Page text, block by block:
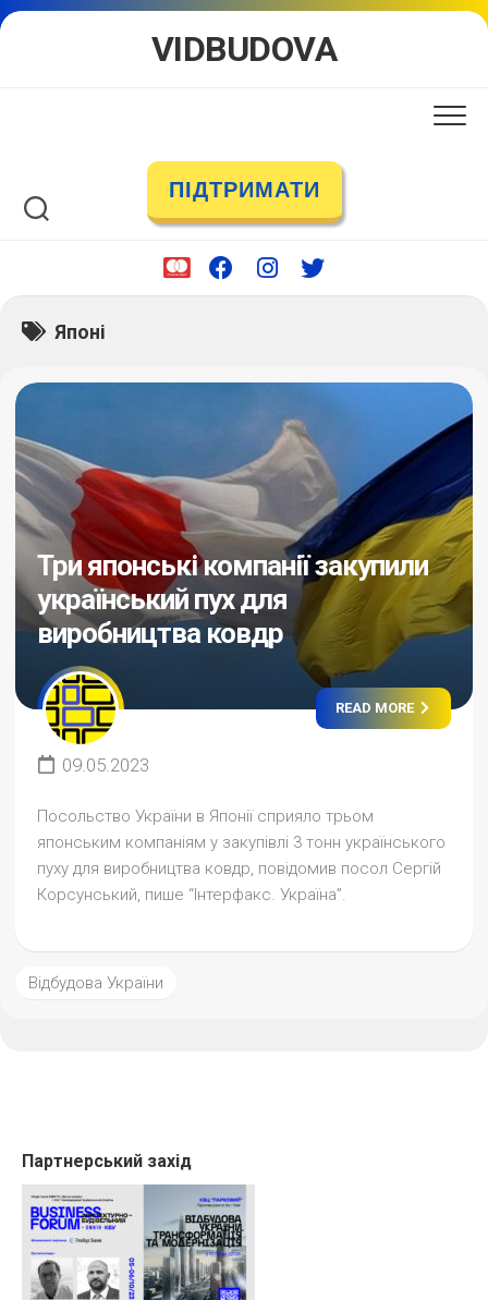
Skip
VIDBUDOVA
ПІДТРИМАТИ
Японі
Три японські компанії закупили
український пух для
виробництва ковдр
READ MORE
09.05.2023
Посольство України в Японії сприяло трьом
японським компаніям у закупівлі 3 тонн українського
пуху для виробництва ковдр, повідомив посол Сергій
Корсунський, пише “Інтерфакс. Україна”.
Відбудова України
Партнерський захід